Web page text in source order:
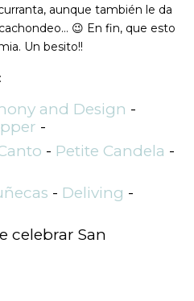
aunque también le da
😉 En fin, que esto
Un besito!!
and Design -
-
- Petite Candela -
- Deliving -
celebrar San